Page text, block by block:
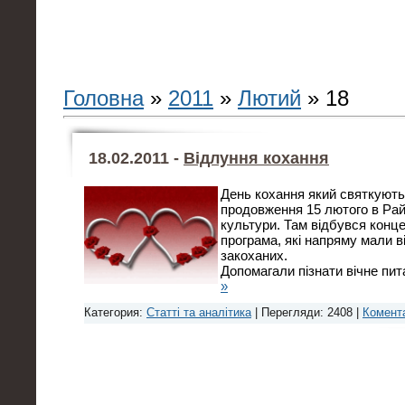
Головна» 2011 » Лютий » 18
18.02.2011 - Відлуння кохання
День кохання який
продовження 15 лютого в
культури. Там відбувся
програма, які напряму мали
закоханих.
Допомагали пізнати вічне
»
Категория: Статті та аналітика| Перегляди: 2408 |